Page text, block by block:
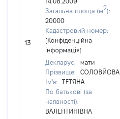
13
Загальна площа (м2):
20000
Кадастровий номер:
[Конфіденційна
інформація]
Декларує:
мати
Прізвище:
СОЛОВЙОВА
Ім'я:
ТЕТЯНА
По батькові (за
наявності):
ВАЛЕНТИНІВНА